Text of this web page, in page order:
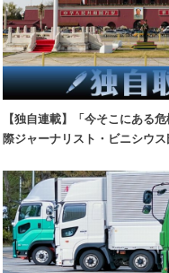
【独自連載】「今そこにある
際ジャーナリスト・ビニシウス